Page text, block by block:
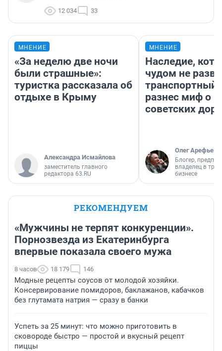
12 034 33
МНЕНИЕ
«За неделю две ночи
были страшные»:
туристка рассказала об
отдыхе в Крыму
Александра Исмайлова
заместитель главного
редактора 63.RU
МНЕНИЕ
Наследие,
чудом не
транспортный
разнес миф о
советских
Олег Арефьев
Блогер,
владелец в
бизнесе
РЕКОМЕНДУЕМ
«Мужчины не терпят конкуренции».
Порнозвезда из Екатеринбурга
впервые показала своего мужа
8 часов 18 179 146
Модные рецепты соусов от молодой хозяйки.
Консервирование помидоров, баклажанов, кабачков
без глутамата натрия — сразу в банки
Успеть за 25 минут: что можно приготовить в
сковороде быстро — простой и вкусный рецепт
пиццы